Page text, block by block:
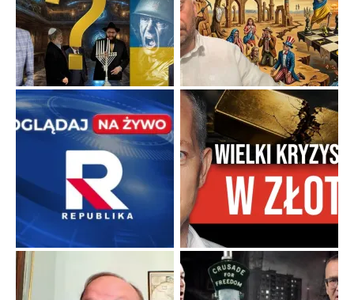
Niewygodne kulisy alpejskiego objawienia
Watykan woli skupiać się na łagodnym wizerunku Maryi,
ukrywając przed światem pełną i bardziej surową treść jej
Popularne